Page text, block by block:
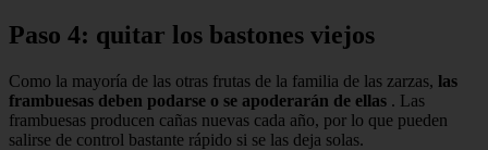
Paso 4: quitar los bastones viejos
Como la mayoría de las otras frutas de la familia de las zarzas, las
frambuesas deben podarse o se apoderarán de ellas . Las
frambuesas producen cañas nuevas cada año, por lo que pueden
salirse de control bastante rápido si se las deja solas.